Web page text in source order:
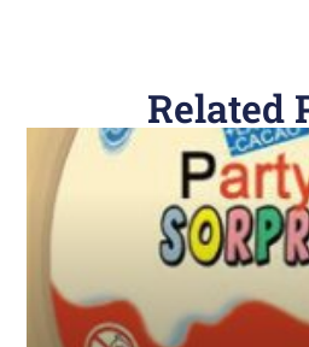
Related